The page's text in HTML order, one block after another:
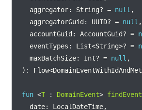
    aggregator: String? =
null
    aggregatorGuid: UUID? =
null
    accountGuid: AccountGuid? =
    eventTypes: List<String>? =
    maxBatchSize: Int? =
null
fun <T : DomainEvent>